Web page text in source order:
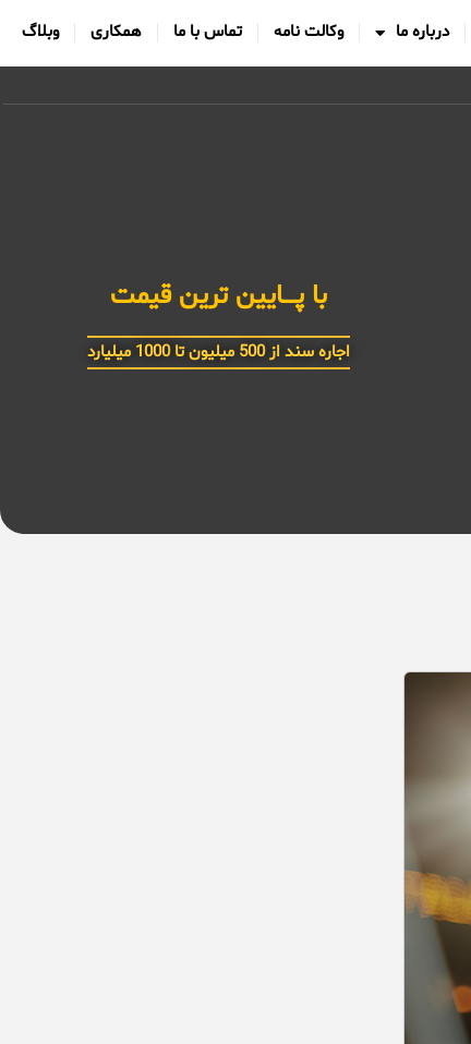
درباره ما وکالت نامه تماس با ما همکاری وبلاگ
با پــــایین ترین قیمت
اجاره سند از 500 میلیون تا 1000 میلیارد